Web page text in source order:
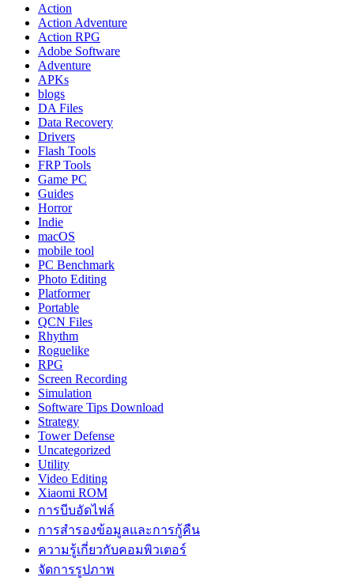
Action
Action Adventure
Action RPG
Adobe Software
Adventure
APKs
blogs
DA Files
Data Recovery
Drivers
Flash Tools
FRP Tools
Game PC
Guides
Horror
Indie
macOS
mobile tool
PC Benchmark
Photo Editing
Platformer
Portable
QCN Files
Rhythm
Roguelike
RPG
Screen Recording
Simulation
Software Tips Download
Strategy
Tower Defense
Uncategorized
Utility
Video Editing
Xiaomi ROM
การบีบอัดไฟล์
การสำรองข้อมูลและการกู้คืน
ความรู้เกี่ยวกับคอมพิวเตอร์
จัดการรูปภาพ